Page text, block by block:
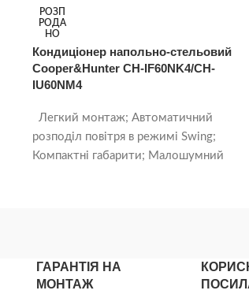
РОЗП
РОДА
НО
Кондиціонер напольно-стельовий
Cooper&Hunter CH-IF60NK4/CH-
IU60NM4
Легкий монтаж; Автоматичний
розподіл повітря в режимі Swing;
Компактні габарити; Малошумний
ГАРАНТІЯ НА
МОНТАЖ